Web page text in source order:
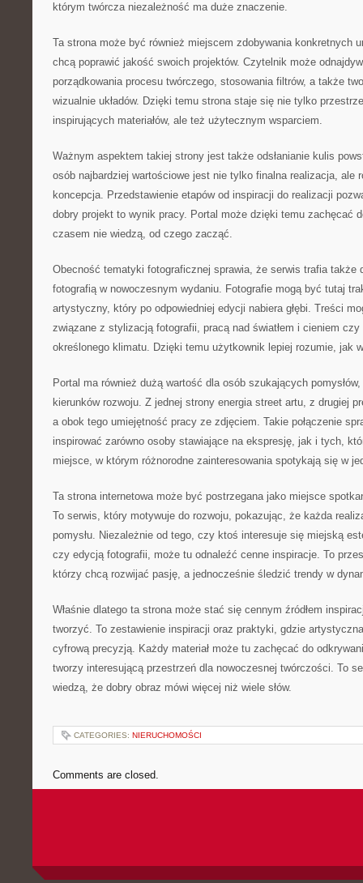
którym twórcza niezależność ma duże znaczenie.
Ta strona może być również miejscem zdobywania konkretnych
chcą poprawić jakość swoich projektów. Czytelnik może
porządkowania procesu twórczego, stosowania filtrów, a także
wizualnie układów. Dzięki temu strona staje się nie tylko
inspirujących materiałów, ale też użytecznym wsparciem.
Ważnym aspektem takiej strony jest także odsłanianie kulis
osób najbardziej wartościowe jest nie tylko finalna realizacja, ale
koncepcja. Przedstawienie etapów od inspiracji do realizacji
dobry projekt to wynik pracy. Portal może dzięki temu zachęcać
czasem nie wiedzą, od czego zacząć.
Obecność tematyki fotograficznej sprawia, że serwis trafia także
fotografią w nowoczesnym wydaniu. Fotografie mogą być tutaj
artystyczny, który po odpowiedniej edycji nabiera głębi. Treści
związane z stylizacją fotografii, pracą nad światłem i cieniem
określonego klimatu. Dzięki temu użytkownik lepiej rozumie, jak
Portal ma również dużą wartość dla osób szukających
kierunków rozwoju. Z jednej strony energia street artu, z drugiej
a obok tego umiejętność pracy ze zdjęciem. Takie połączenie
inspirować zarówno osoby stawiające na ekspresję, jak i tych,
miejsce, w którym różnorodne zainteresowania spotykają się w
Ta strona internetowa może być postrzegana jako miejsce
To serwis, który motywuje do rozwoju, pokazując, że każda
pomysłu. Niezależnie od tego, czy ktoś interesuje się miejską
czy edycją fotografii, może tu odnaleźć cenne inspiracje. To
którzy chcą rozwijać pasję, a jednocześnie śledzić trendy w
Właśnie dlatego ta strona może stać się cennym źródłem
tworzyć. To zestawienie inspiracji oraz praktyki, gdzie
cyfrową precyzją. Każdy materiał może tu zachęcać do
tworzy interesującą przestrzeń dla nowoczesnej twórczości. To
wiedzą, że dobry obraz mówi więcej niż wiele słów.
CATEGORIES: NIERUCHOMOŚCI
Comments are closed.